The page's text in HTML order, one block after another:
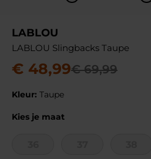
LABLOU
LABLOU Slingbacks Taupe
€ 48,99€ 69,99
Kleur: Taupe
Kies je maat